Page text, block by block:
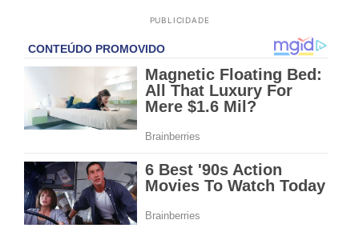
PUBLICIDADE